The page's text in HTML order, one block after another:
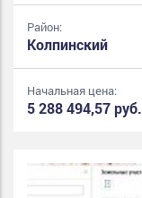
Район:
Колпинский
Начальная цена:
5 288 494,57 руб.